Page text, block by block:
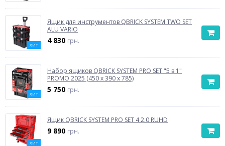
ХИТ
Ящик для инструментов QBRICK SYSTEM TWO SET
ALU VARIO
4 830 грн.
ХИТ
Набор ящиков QBRICK SYSTEM PRO SET "5 в 1"
PROMO 2025 (450 x 390 x 785)
5 750 грн.
ХИТ
Ящик QBRICK SYSTEM PRO SET 4 2.0 RUHD
9 890 грн.